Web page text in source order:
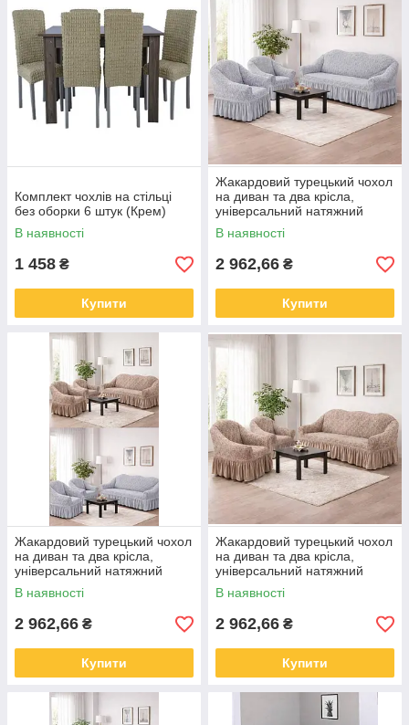
Комплект чохлів на стільці
без оборки 6 штук (Крем)
В наявності
1 458 ₴
Купити
Жакардовий турецький чохол
на диван та два крісла,
універсальний натяжний
чохол, накидка на диван
Сірий
В наявності
2 962,66 ₴
Купити
Жакардовий турецький чохол
на диван та два крісла,
універсальний натяжний
чохол, накидка на диван
В наявності
2 962,66 ₴
Купити
Жакардовий турецький чохол
на диван та два крісла,
універсальний натяжний
чохол, накидка на диван
Бежевий
В наявності
2 962,66 ₴
Купити